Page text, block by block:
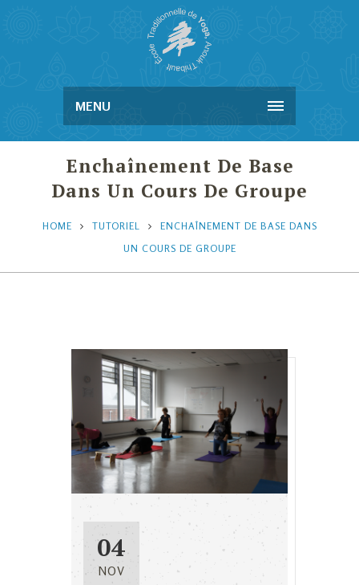
MENU
Enchaînement De Base
Dans Un Cours De Groupe
HOME TUTORIEL
ENCHAÎNEMENT DE BASE DANS
UN COURS DE GROUPE
04
NOV